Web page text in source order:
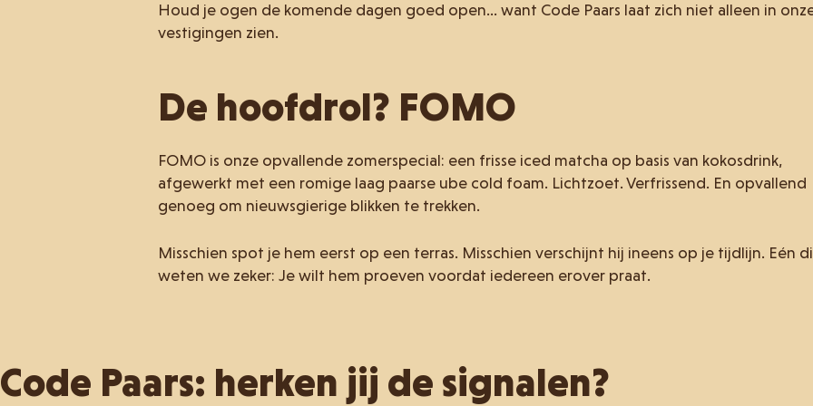
Houd je ogen de komende dagen goed open… want Code Paars laat zich niet alleen in
vestigingen zien.
De hoofdrol? FOMO
FOMO is onze opvallende zomerspecial: een frisse iced matcha op basis van kokosdrink,
afgewerkt met een romige laag paarse ube cold foam. Lichtzoet. Verfrissend. En opvallend
genoeg om nieuwsgierige blikken te trekken.
Misschien spot je hem eerst op een terras. Misschien verschijnt hij ineens op je tijdlijn. Eén
weten we zeker: Je wilt hem proeven voordat iedereen erover praat.
Code Paars: herken jij de signalen?